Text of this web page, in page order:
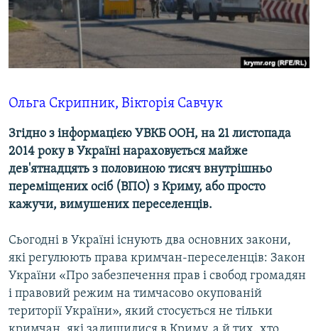
ВІДЕОУРОКИ «ELIFBE»
СВІДЧЕННЯ ОКУПАЦІЇ
УКРАЇНСЬКА ПРОБЛЕМА КРИМУ
Русский
Qırımtatar
Усі сайти RFE/RL
Ольга Скрипник, Вікторія Савчук
Згідно з інформацією УВКБ ООН, на 21 листопада
2014 року в Україні нараховується майже
дев'ятнадцять з половиною тисяч внутрішньо
переміщених осіб (ВПО) з Криму, або просто
кажучи, вимушених переселенців.
Сьогодні в Україні існують два основних закони,
які регулюють права кримчан-переселенців: Закон
України «Про забезпечення прав і свобод громадян
і правовий режим на тимчасово окупованій
території України», який стосується не тільки